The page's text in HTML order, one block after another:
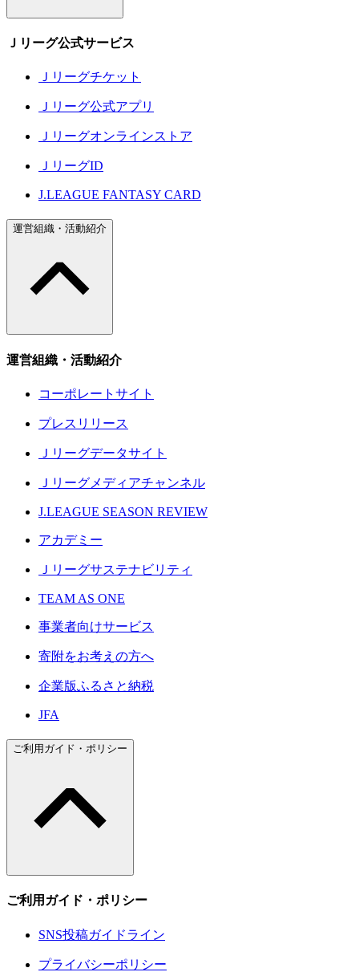
Ｊリーグ公式サービス
Ｊリーグチケット
Ｊリーグ公式アプリ
Ｊリーグオンラインストア
ＪリーグID
J.LEAGUE FANTASY CARD
運営組織・活動紹介
運営組織・活動紹介
コーポレートサイト
プレスリリース
Ｊリーグデータサイト
Ｊリーグメディアチャンネル
J.LEAGUE SEASON REVIEW
アカデミー
Ｊリーグサステナビリティ
TEAM AS ONE
事業者向けサービス
寄附をお考えの方へ
企業版ふるさと納税
JFA
ご利用ガイド・ポリシー
ご利用ガイド・ポリシー
SNS投稿ガイドライン
プライバシーポリシー